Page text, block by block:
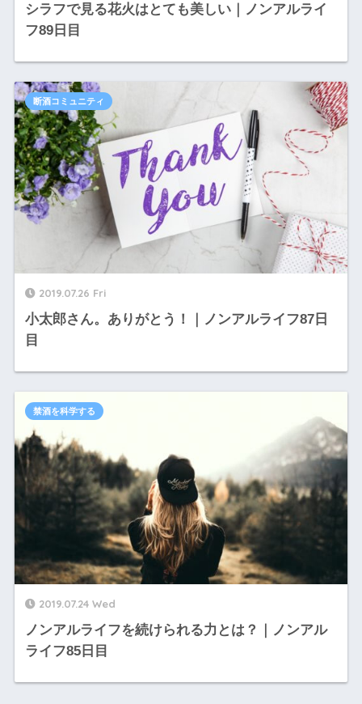
シラフで見る花火はとても美しい｜ノンアルライ
フ89日目
2019.07.26 Fri
小太郎さん。ありがとう！｜ノンアルライフ87日
目
断酒コミュニティ
2019.07.24 Wed
ノンアルライフを続けられる力とは？｜ノンアル
ライフ85日目
禁酒を科学する